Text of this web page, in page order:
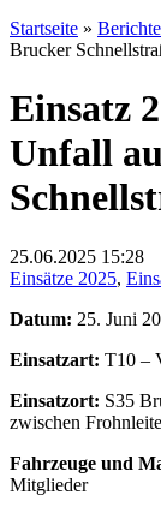
Startseite » Berichte
Brucker
Einsatz
Unfall
25.06.2025 15:28
Einsätze 2025,
Datum: 25. Juni
Einsatzart: T10 –
Einsatzort: S35
zwischen
Fahrzeuge und
Mitglieder